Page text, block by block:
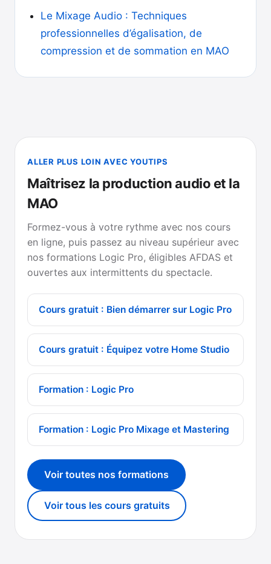
Le Mixage Audio : Techniques
professionnelles d’égalisation, de
compression et de sommation en MAO
ALLER PLUS LOIN AVEC YOUTIPS
Maîtrisez la production audio et la
MAO
Formez-vous à votre rythme avec nos cours
en ligne, puis passez au niveau supérieur avec
nos formations Logic Pro, éligibles AFDAS et
ouvertes aux intermittents du spectacle.
Cours gratuit : Bien démarrer sur Logic Pro
Cours gratuit : Équipez votre Home Studio
Formation : Logic Pro
Formation : Logic Pro Mixage et Mastering
Voir toutes nos formations
Voir tous les cours gratuits